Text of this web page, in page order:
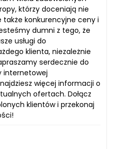
którzy doceniają nie
konkurencyjne ceny i
dumni z tego, że
usługi do
klienta, niezależnie
serdecznie do
internetowej
więcej informacji o
ofertach. Dołącz
klientów i przekonaj